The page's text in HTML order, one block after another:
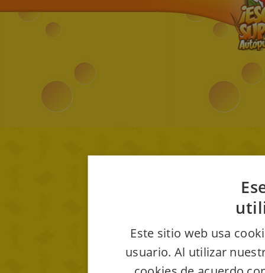
Este sitio web usa
usuario. Al utilizar